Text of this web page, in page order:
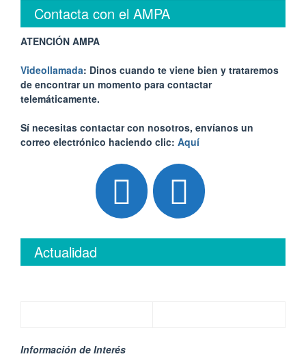
Contacta con el AMPA
ATENCIÓN AMPA
Videollamada: Dinos cuando te viene bien y trataremos
de encontrar un momento para contactar
telemáticamente.
Sí necesitas contactar con nosotros, envíanos un
correo electrónico haciendo clic: Aquí
Actualidad
Información de Interés